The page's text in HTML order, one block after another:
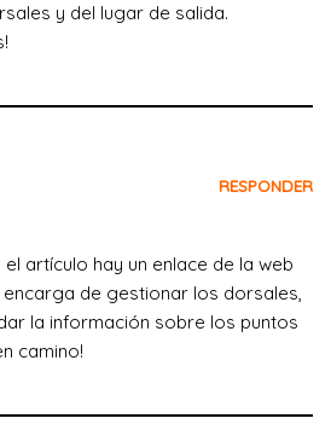
y del lugar de salida.
RESPONDER
el artículo hay un enlace de la web
de gestionar los dorsales,
la información sobre los puntos
camino!